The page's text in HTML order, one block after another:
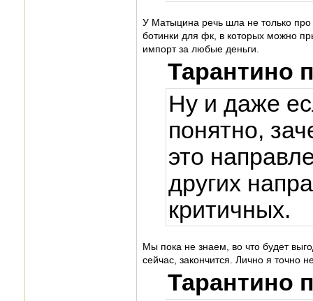
У Матыцина речь шла не только
ботинки для фк, в которых можно
импорт за любые деньги.
Тарантино
Ну и даже
понятно,
это
других
критичных.
Мы пока не знаем, во что будет
сейчас, закончится. Лично я точно
Тарантино